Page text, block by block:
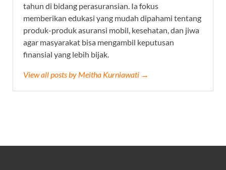
tahun di bidang perasuransian. Ia fokus
memberikan edukasi yang mudah dipahami tentang
produk-produk asuransi mobil, kesehatan, dan jiwa
agar masyarakat bisa mengambil keputusan
finansial yang lebih bijak.
View all posts by Meitha Kurniawati →